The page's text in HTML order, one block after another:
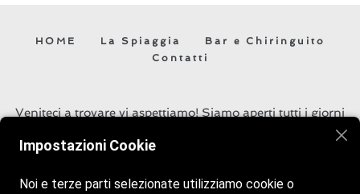
HOME La Spiaggia
Bar e Chiringuito
Contatti
Veniteci a trovare vi aspettiamo! Siamo aperti tutti i giorni
Impostazioni Cookie
Noi e terze parti selezionate utilizziamo cookie o